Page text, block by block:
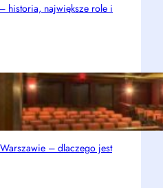
historia, największe role i
– dlaczego jest